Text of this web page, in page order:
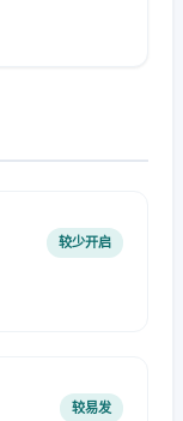
较少开启
较易发